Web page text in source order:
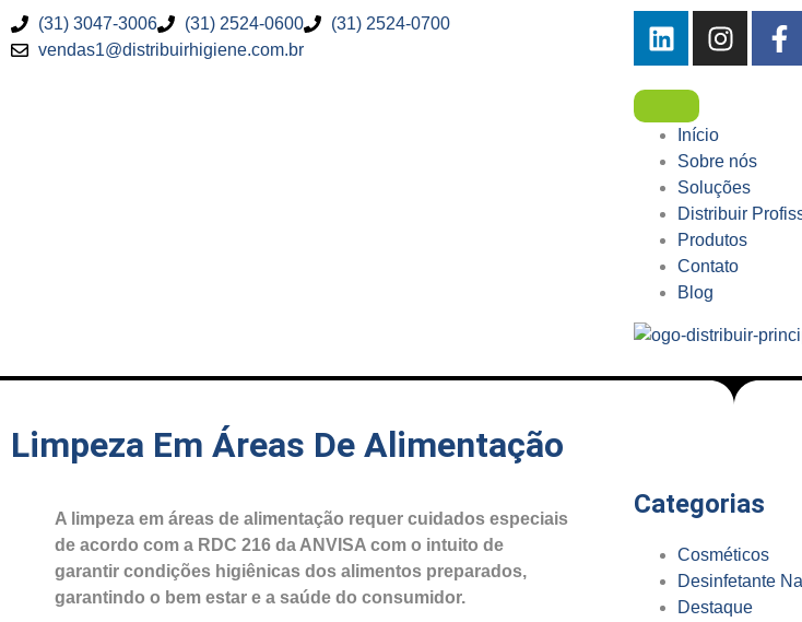
(31) 3047-3006 (31) 2524-0600
(31) 2524-0700
vendas1@distribuirhigiene.com.br
Início
Sobre nós
Soluções
Distribuir
Produtos
Contato
Blog
Limpeza Em Áreas De Alimentação
A limpeza em áreas de alimentação requer cuidados especiais
de acordo com a RDC 216 da ANVISA com o intuito de
garantir condições higiênicas dos alimentos preparados,
garantindo o bem estar e a saúde do consumidor.
Categorias
Cosméticos
Desinfetante
Destaque